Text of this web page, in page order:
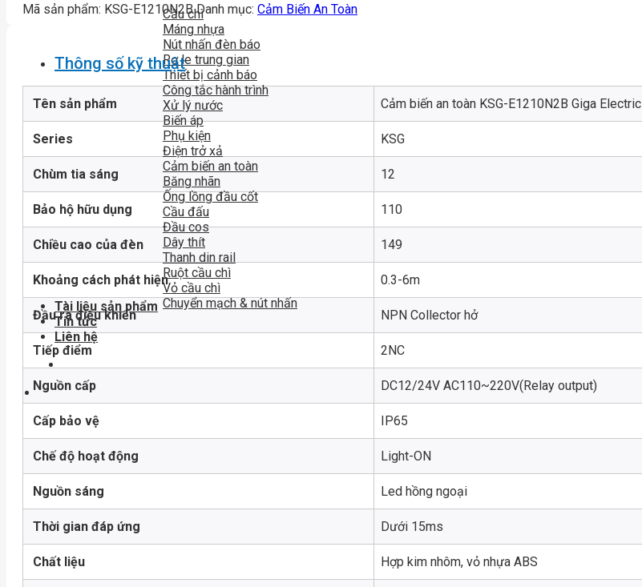
Cầu chì
Máng nhựa
Nút nhấn đèn báo
Rơ le trung gian
Thiết bị cảnh báo
Công tắc hành trình
Xử lý nước
Biến áp
Phụ kiện
Điện trở xả
Cảm biến an toàn
Băng nhãn
Ống lồng đầu cốt
Cầu đấu
Đầu cos
Dây thít
Thanh din rail
Ruột cầu chì
Vỏ cầu chì
Chuyển mạch & nút nhấn
Tài liệu sản phẩm
Tin tức
Liên hệ
Mã sản phẩm: KSG-E1210N2B Danh mục: Cảm Biến An Toàn
Thông số kỹ thuật
Tên sản phẩm Cảm biến an toàn KSG-E1210N2B Giga Electric
Series KSG
Chùm tia sáng 12
Bảo hộ hữu dụng 110
Chiều cao của đèn 149
Khoảng cách phát hiện 0.3-6m
Đầu ra điều khiển NPN Collector hở
Tiếp điểm 2NC
Nguồn cấp DC12/24V AC110~220V(Relay output)
Cấp bảo vệ IP65
Chế độ hoạt động Light-ON
Nguồn sáng Led hồng ngoại
Thời gian đáp ứng Dưới 15ms
Chất liệu Hợp kim nhôm, vỏ nhựa ABS